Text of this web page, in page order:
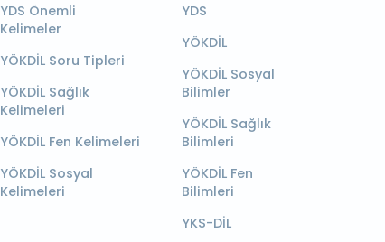
YDS Önemli
Kelimeler
YÖKDİL Soru Tipleri
YÖKDİL Sağlık
Kelimeleri
YÖKDİL Fen Kelimeleri
YÖKDİL Sosyal
Kelimeleri
YDS
YÖKDİL
YÖKDİL Sosyal
Bilimler
YÖKDİL Sağlık
Bilimleri
YÖKDİL Fen
Bilimleri
YKS-DİL